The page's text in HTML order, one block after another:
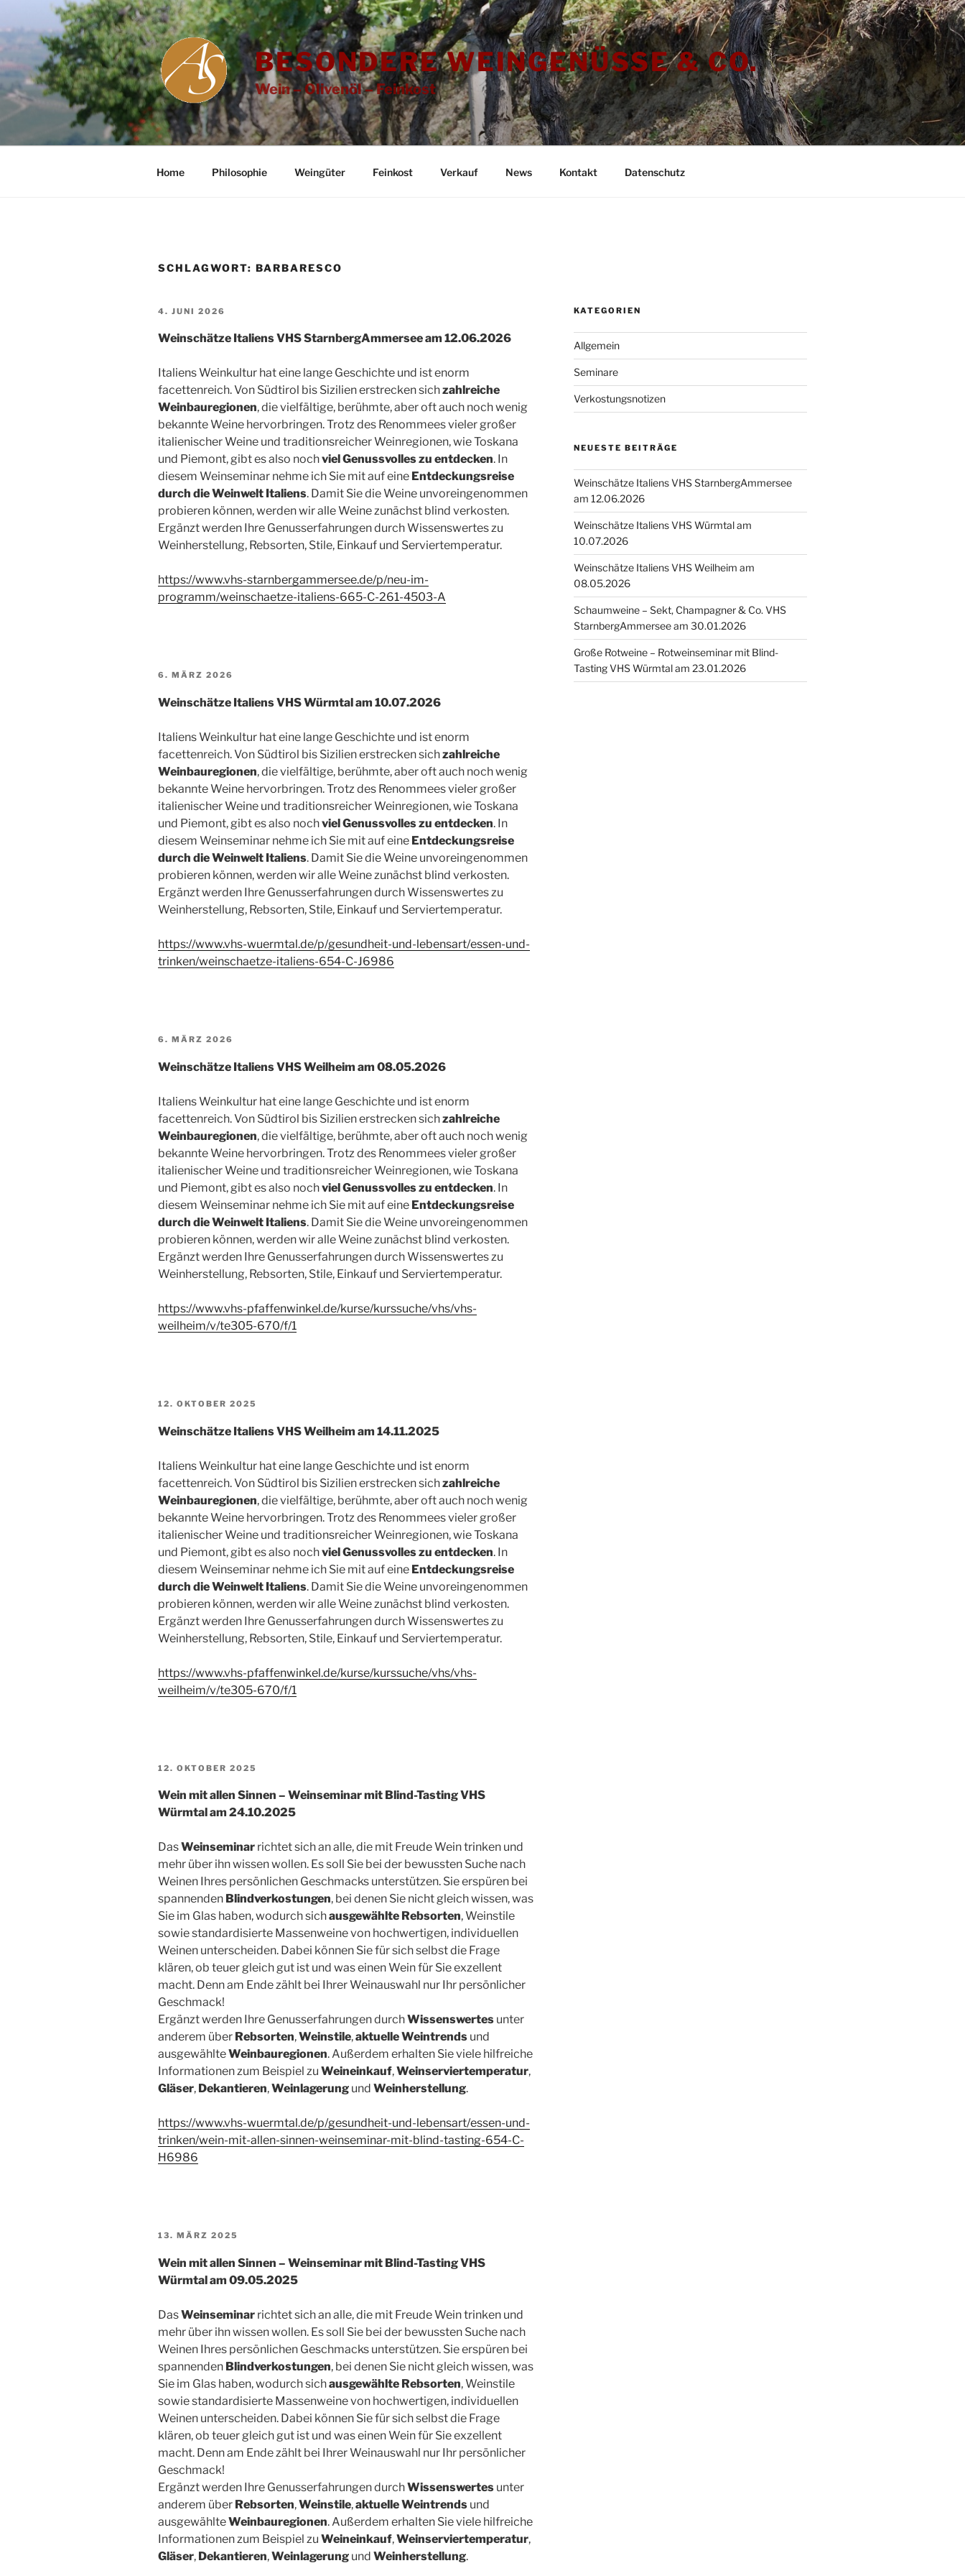
springen
BESONDERE WEINGENÜSSE & CO.
Wein – Olivenöl – Feinkost
Home Philosophie Weingüter Feinkost Verkauf News Kontakt Datenschutz
SCHLAGWORT: BARBARESCO
VERÖFFENTLICHT
4. JUNI 2026
Weinschätze Italiens VHS StarnbergAmmersee am 12.06.2026
Italiens Weinkultur hat eine lange Geschichte und ist enorm
facettenreich. Von Südtirol bis Sizilien erstrecken sichzahlreiche
Weinbauregionen, die vielfältige, berühmte, aber oft auch noch wenig
bekannte Weine hervorbringen. Trotz des Renommees vieler großer
italienischer Weine und traditionsreicher Weinregionen, wie Toskana
und Piemont, gibt es also nochviel Genussvolles zu entdecken. In
diesem Weinseminar nehme ich Sie mit auf eine Entdeckungsreise
durch die Weinwelt Italiens. Damit Sie die Weine unvoreingenommen
probieren können, werden wir alle Weine zunächst blind verkosten.
Ergänzt werden Ihre Genusserfahrungen durch Wissenswertes zu
Weinherstellung, Rebsorten, Stile, Einkauf und Serviertemperatur.
https://www.vhs-starnbergammersee.de/p/neu-im-
programm/weinschaetze-italiens-665-C-261-4503-A
VERÖFFENTLICHT
6. MÄRZ 2026
Weinschätze Italiens VHS Würmtal am 10.07.2026
Italiens Weinkultur hat eine lange Geschichte und ist enorm
facettenreich. Von Südtirol bis Sizilien erstrecken sichzahlreiche
Weinbauregionen, die vielfältige, berühmte, aber oft auch noch wenig
bekannte Weine hervorbringen. Trotz des Renommees vieler großer
italienischer Weine und traditionsreicher Weinregionen, wie Toskana
und Piemont, gibt es also nochviel Genussvolles zu entdecken. In
diesem Weinseminar nehme ich Sie mit auf eine Entdeckungsreise
durch die Weinwelt Italiens. Damit Sie die Weine unvoreingenommen
probieren können, werden wir alle Weine zunächst blind verkosten.
Ergänzt werden Ihre Genusserfahrungen durch Wissenswertes zu
Weinherstellung, Rebsorten, Stile, Einkauf und Serviertemperatur.
https://www.vhs-wuermtal.de/p/gesundheit-und-lebensart/essen-und-
trinken/weinschaetze-italiens-654-C-J6986
VERÖFFENTLICHT
6. MÄRZ 2026
Weinschätze Italiens VHS Weilheim am 08.05.2026
Italiens Weinkultur hat eine lange Geschichte und ist enorm
facettenreich. Von Südtirol bis Sizilien erstrecken sichzahlreiche
Weinbauregionen, die vielfältige, berühmte, aber oft auch noch wenig
bekannte Weine hervorbringen. Trotz des Renommees vieler großer
italienischer Weine und traditionsreicher Weinregionen, wie Toskana
und Piemont, gibt es also nochviel Genussvolles zu entdecken. In
diesem Weinseminar nehme ich Sie mit auf eine Entdeckungsreise
durch die Weinwelt Italiens. Damit Sie die Weine unvoreingenommen
probieren können, werden wir alle Weine zunächst blind verkosten.
Ergänzt werden Ihre Genusserfahrungen durch Wissenswertes zu
Weinherstellung, Rebsorten, Stile, Einkauf und Serviertemperatur.
https://www.vhs-pfaffenwinkel.de/kurse/kurssuche/vhs/vhs-
weilheim/v/te305-670/f/1
VERÖFFENTLICHT
12. OKTOBER 2025
Weinschätze Italiens VHS Weilheim am 14.11.2025
Italiens Weinkultur hat eine lange Geschichte und ist enorm
facettenreich. Von Südtirol bis Sizilien erstrecken sichzahlreiche
Weinbauregionen, die vielfältige, berühmte, aber oft auch noch wenig
bekannte Weine hervorbringen. Trotz des Renommees vieler großer
italienischer Weine und traditionsreicher Weinregionen, wie Toskana
und Piemont, gibt es also nochviel Genussvolles zu entdecken. In
diesem Weinseminar nehme ich Sie mit auf eine Entdeckungsreise
durch die Weinwelt Italiens. Damit Sie die Weine unvoreingenommen
probieren können, werden wir alle Weine zunächst blind verkosten.
Ergänzt werden Ihre Genusserfahrungen durch Wissenswertes zu
Weinherstellung, Rebsorten, Stile, Einkauf und Serviertemperatur.
https://www.vhs-pfaffenwinkel.de/kurse/kurssuche/vhs/vhs-
weilheim/v/te305-670/f/1
VERÖFFENTLICHT
12. OKTOBER 2025
Wein mit allen Sinnen – Weinseminar mit Blind-Tasting VHS
Würmtal am 24.10.2025
DasWeinseminar richtet sich an alle, die mit Freude Wein trinken und
mehr über ihn wissen wollen. Es soll Sie bei der bewussten Suche nach
Weinen Ihres persönlichen Geschmacks unterstützen. Sie erspüren bei
spannenden Blindverkostungen, bei denen Sie nicht gleich wissen, was
Sie im Glas haben, wodurch sichausgewählte Rebsorten, Weinstile
sowie standardisierte Massenweine von hochwertigen, individuellen
Weinen unterscheiden. Dabei können Sie für sich selbst die Frage
klären, ob teuer gleich gut ist und was einen Wein für Sie exzellent
macht. Denn am Ende zählt bei Ihrer Weinauswahl nur Ihr persönlicher
Geschmack!
Ergänzt werden Ihre Genusserfahrungen durchWissenswertes unter
anderem über Rebsorten,Weinstile,aktuelle Weintrends und
ausgewählteWeinbauregionen. Außerdem erhalten Sie viele hilfreiche
Informationen zum Beispiel zu Weineinkauf,Weinserviertemperatur,
Gläser, Dekantieren,Weinlagerung und Weinherstellung.
https://www.vhs-wuermtal.de/p/gesundheit-und-lebensart/essen-und-
trinken/wein-mit-allen-sinnen-weinseminar-mit-blind-tasting-654-C-
H6986
VERÖFFENTLICHT
13. MÄRZ 2025
Wein mit allen Sinnen – Weinseminar mit Blind-Tasting VHS
Würmtal am 09.05.2025
DasWeinseminar richtet sich an alle, die mit Freude Wein trinken und
mehr über ihn wissen wollen. Es soll Sie bei der bewussten Suche nach
Weinen Ihres persönlichen Geschmacks unterstützen. Sie erspüren bei
spannenden Blindverkostungen, bei denen Sie nicht gleich wissen, was
Sie im Glas haben, wodurch sichausgewählte Rebsorten, Weinstile
sowie standardisierte Massenweine von hochwertigen, individuellen
Weinen unterscheiden. Dabei können Sie für sich selbst die Frage
klären, ob teuer gleich gut ist und was einen Wein für Sie exzellent
macht. Denn am Ende zählt bei Ihrer Weinauswahl nur Ihr persönlicher
Geschmack!
Ergänzt werden Ihre Genusserfahrungen durchWissenswertes unter
anderem über Rebsorten,Weinstile,aktuelle Weintrends und
ausgewählteWeinbauregionen. Außerdem erhalten Sie viele hilfreiche
Informationen zum Beispiel zu Weineinkauf,Weinserviertemperatur,
Gläser, Dekantieren,Weinlagerung und Weinherstellung.
KATEGORIEN
Allgemein
Seminare
Verkostungsnotizen
NEUESTE BEITRÄGE
Weinschätze Italiens VHS StarnbergAmmersee
am 12.06.2026
Weinschätze Italiens VHS Würmtal am
10.07.2026
Weinschätze Italiens VHS Weilheim am
08.05.2026
Schaumweine – Sekt, Champagner & Co. VHS
StarnbergAmmersee am 30.01.2026
Große Rotweine – Rotweinseminar mit Blind-
Tasting VHS Würmtal am 23.01.2026